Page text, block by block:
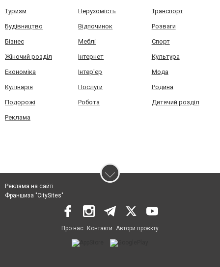
Туризм Нерухомість Транспорт
Будівництво Відпочинок Розваги
Бізнес Меблі Спорт
Жіночий розділ Інтернет Культура
Економіка Інтер'єр Мода
Кулінарія Послуги Родина
Подорожі Робота Дитячий розділ
Реклама
Реклама на сайті
Франшиза "CitySites"
Про нас Контакти Автори проєкту